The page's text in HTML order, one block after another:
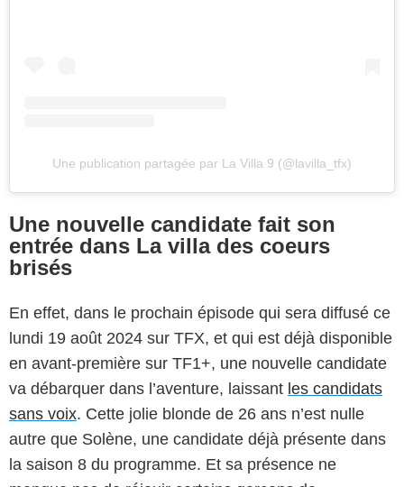
Une publication partagée par La Villa 9 (@lavilla_tfx)
Une nouvelle candidate fait son
entrée dans La villa des coeurs
brisés
En effet, dans le prochain épisode qui sera diffusé ce
lundi 19 août 2024 sur TFX, et qui est déjà disponible
en avant-première sur TF1+, une nouvelle candidate
va débarquer dans l’aventure, laissant les candidats
sans voix. Cette jolie blonde de 26 ans n’est nulle
autre que Solène, une candidate déjà présente dans
la saison 8 du programme. Et sa présence ne